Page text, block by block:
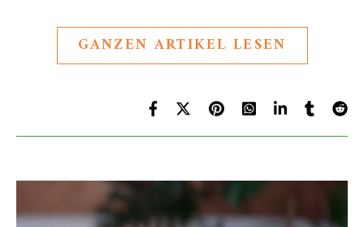
GANZEN ARTIKEL LESEN